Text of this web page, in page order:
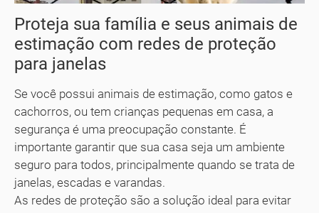
Proteja sua família e seus animais de
estimação com redes de proteção
para janelas
Se você possui animais de estimação, como gatos e
cachorros, ou tem crianças pequenas em casa, a
segurança é uma preocupação constante. É
importante garantir que sua casa seja um ambiente
seguro para todos, principalmente quando se trata de
janelas, escadas e varandas.
As redes de proteção são a solução ideal para evitar